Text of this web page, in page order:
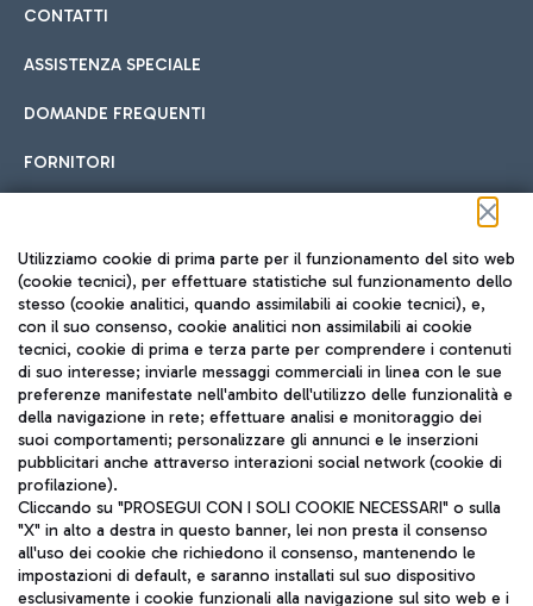
CONTATTI
ASSISTENZA SPECIALE
DOMANDE FREQUENTI
FORNITORI
Seguici sui social
TRAVEL JOURNAL
ITA
Utilizziamo cookie di prima parte per il funzionamento del sito web
(cookie tecnici), per effettuare statistiche sul funzionamento dello
stesso (cookie analitici, quando assimilabili ai cookie tecnici), e,
con il suo consenso, cookie analitici non assimilabili ai cookie
tecnici, cookie di prima e terza parte per comprendere i contenuti
di suo interesse; inviarle messaggi commerciali in linea con le sue
preferenze manifestate nell'ambito dell'utilizzo delle funzionalità e
della navigazione in rete; effettuare analisi e monitoraggio dei
suoi comportamenti; personalizzare gli annunci e le inserzioni
pubblicitari anche attraverso interazioni social network (cookie di
profilazione).
Cliccando su "PROSEGUI CON I SOLI COOKIE NECESSARI" o sulla
"X" in alto a destra in questo banner, lei non presta il consenso
all'uso dei cookie che richiedono il consenso, mantenendo le
impostazioni di default, e saranno installati sul suo dispositivo
esclusivamente i cookie funzionali alla navigazione sul sito web e i